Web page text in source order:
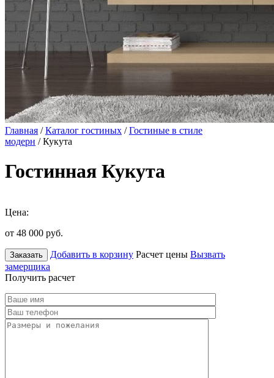
Главная /Каталог гостиных /Гостиные в стиле
модерн / Кукута
Гостинная Кукута
Цена:
от 48 000 руб.
Заказать Добавить в корзину Расчет цены Вызвать
замерщика
Получить расчет